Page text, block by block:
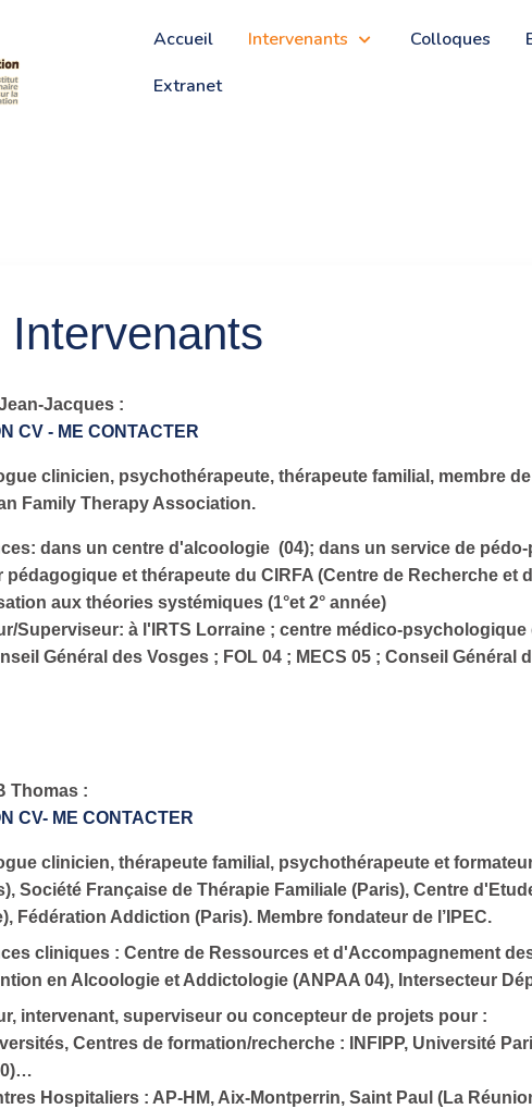
Accueil Intervenants Colloques
Extranet
Intervenants
Jacques :
CV - ME CONTACTER
clinicien, psychothérapeute, thérapeute familial, membre
Family Therapy Association.
dans un centre d'alcoologie (04); dans un service de pédo-
pédagogique et thérapeute du CIRFA (Centre de Recherche
aux théories systémiques (1°et 2° année)
Superviseur: à l'IRTS Lorraine ; centre médico-
Général des Vosges ; FOL 04 ; MECS 05 ; Conseil Général
Thomas :
CV- ME CONTACTER
clinicien, thérapeute familial, psychothérapeute et
Société Française de Thérapie Familiale (Paris), Centre
Fédération Addiction (Paris). Membre fondateur de l’IPEC.
cliniques : Centre de Ressources et d'Accompagnement
en Alcoologie et Addictologie (ANPAA 04), Intersecteur
intervenant, superviseur ou concepteur de projets pour :
Centres de formation/recherche : INFIPP, Université
Hospitaliers : AP-HM, Aix-Montperrin, Saint Paul (La